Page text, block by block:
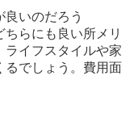
いのだろう
らにも良い所メリ
ライフスタイルや家
るでしょう。費用面